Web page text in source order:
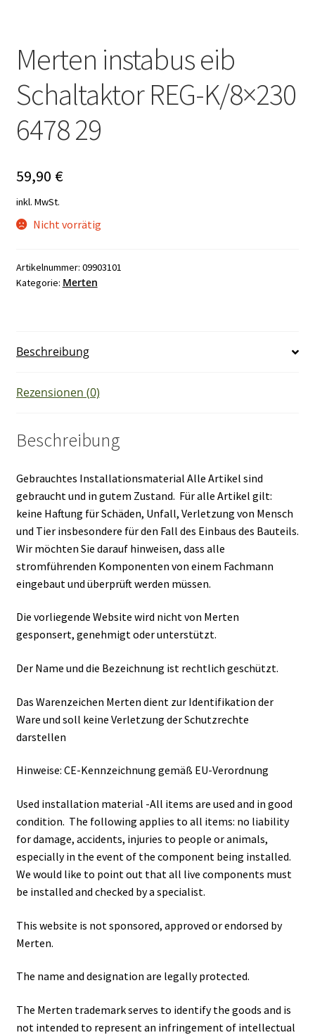
Merten instabus eib
Schaltaktor REG-K/8×230
6478 29
59,90 €
inkl. MwSt.
Nicht vorrätig
Artikelnummer: 09903101
Kategorie: Merten
Beschreibung
Rezensionen (0)
Beschreibung
Gebrauchtes Installationsmaterial Alle Artikel sind
gebraucht und in gutem Zustand. Für alle Artikel gilt:
keine Haftung für Schäden, Unfall, Verletzung von Mensch
und Tier insbesondere für den Fall des Einbaus des Bauteils.
Wir möchten Sie darauf hinweisen, dass alle
stromführenden Komponenten von einem Fachmann
eingebaut und überprüft werden müssen.
Die vorliegende Website wird nicht von Merten
gesponsert, genehmigt oder unterstützt.
Der Name und die Bezeichnung ist rechtlich geschützt.
Das Warenzeichen Merten dient zur Identifikation der
Ware und soll keine Verletzung der Schutzrechte
darstellen
Hinweise: CE-Kennzeichnung gemäß EU-Verordnung
Used installation material -All items are used and in good
condition. The following applies to all items: no liability
for damage, accidents, injuries to people or animals,
especially in the event of the component being installed.
We would like to point out that all live components must
be installed and checked by a specialist.
This website is not sponsored, approved or endorsed by
Merten.
The name and designation are legally protected.
The Merten trademark serves to identify the goods and is
not intended to represent an infringement of intellectual